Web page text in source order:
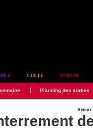
CULTE FORUM
Planning des sorties
Retour